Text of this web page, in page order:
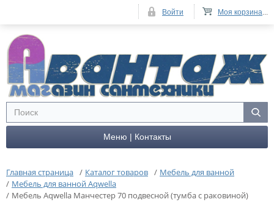
Меню | Контакты
Главная страница / Каталог товаров / Мебель для ванной
/ Мебель для ванной Aqwella
/ Мебель Aqwella Манчестер 70 подвесной (тумба с раковиной)
Моя корзина...
Войти